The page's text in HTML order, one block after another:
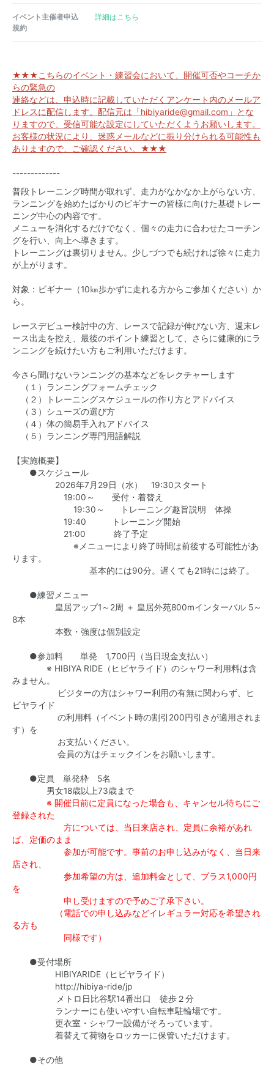
イベント主催者申込
規約
詳細はこちら
★★★こちらのイベント・練習会において、開催可否やコーチか
らの緊急の
連絡などは、申込時に記載していただくアンケート内のメールア
ドレスに配信します。配信元は「hibiyaride@gmail.com」とな
りますので、受信可能な設定にしていただくようお願いします。
お客様の状況により、迷惑メールなどに振り分けられる可能性も
ありますので、ご確認ください。★★★
-------------
普段トレーニング時間が取れず、走力がなかなか上がらない方、
ランニングを始めたばかりのビギナーの皆様に向けた基礎トレー
ニング中心の内容です。
メニューを消化するだけでなく、個々の走力に合わせたコーチン
グを行い、向上へ導きます。
トレーニングは裏切りません。少しづつでも続ければ徐々に走力
が上がります。
対象：ビギナー（10㎞歩かずに走れる方からご参加ください）か
ら。
レースデビュー検討中の方、レースで記録が伸びない方、週末レ
ース出走を控え、最後のポイント練習として、さらに健康的にラ
ンニングを続けたい方もご利用いただけます。
今さら聞けないランニングの基本などをレクチャーします
（１）ランニングフォームチェック
（２）トレーニングスケジュールの作り方とアドバイス
（３）シューズの選び方
（４）体の簡易手入れアドバイス
（５）ランニング専門用語解説
【実施概要】
●スケジュール
2026年7月29日（水） 19:30スタート
19:00～ 受付・着替え
19:30～ トレーニング趣旨説明 体操
19:40 トレーニング開始
21:00 終了予定
※メニューにより終了時間は前後する可能性があ
ります。
基本的には90分。遅くても21時には終了。
●練習メニュー
皇居アップ1～2周 ＋ 皇居外苑800mインターバル 5～
8本
本数・強度は個別設定
●参加料 単発 1,700円（当日現金支払い）
※ HIBIYA RIDE（ヒビヤライド）のシャワー利用料は含
みません。
ビジターの方はシャワー利用の有無に関わらず、ヒ
ビヤライド
の利用料（イベント時の割引200円引きが適用されま
す）を
お支払いください。
会員の方はチェックインをお願いします。
●定員 単発枠 5名
男女18歳以上73歳まで
※ 開催日前に定員になった場合も、キャンセル待ちにご
登録された
方については、当日来店され、定員に余裕があれ
ば、定価のまま
参加が可能です。事前のお申し込みがなく、当日来
店され、
参加希望の方は、追加料金として、プラス1,000円
を
申し受けますので予めご了承下さい。
（電話での申し込みなどイレギュラー対応を希望され
る方も
同様です）
●受付場所
HIBIYARIDE（ヒビヤライド）
http://hibiya-ride/jp
メトロ日比谷駅14番出口 徒歩２分
ランナーにも使いやすい自転車駐輪場です。
更衣室・シャワー設備がそろっています。
着替えて荷物をロッカーに保管いただけます。
●その他